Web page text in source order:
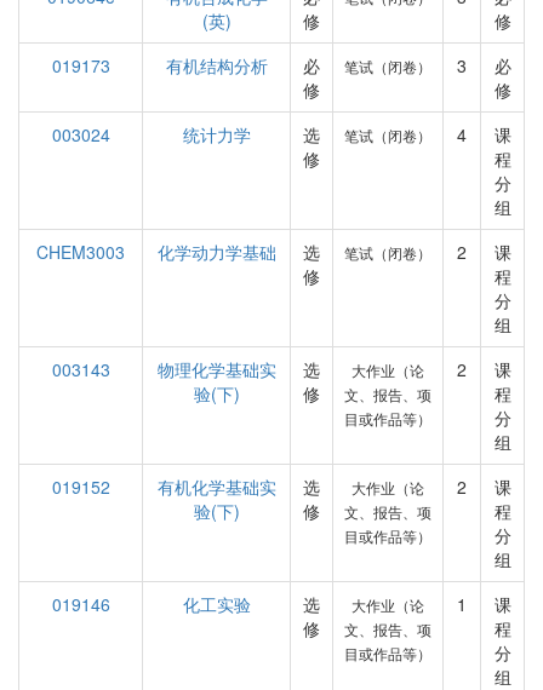
(英)
修
修
019173
有机结构分析
必
修
笔试（闭卷） 3
必
修
003024
统计力学
选
修
笔试（闭卷） 4
课
程
分
组
CHEM3003
化学动力学基础
选
修
笔试（闭卷） 2
课
程
分
组
003143
物理化学基础实
验(下)
选
修
大作业（论
文、报告、项
目或作品等）
2
课
程
分
组
019152
有机化学基础实
验(下)
选
修
大作业（论
文、报告、项
目或作品等）
2
课
程
分
组
019146
化工实验
选
修
大作业（论
文、报告、项
目或作品等）
1
课
程
分
组